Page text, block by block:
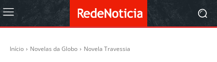
Início Novelas da Globo Novela Travessia